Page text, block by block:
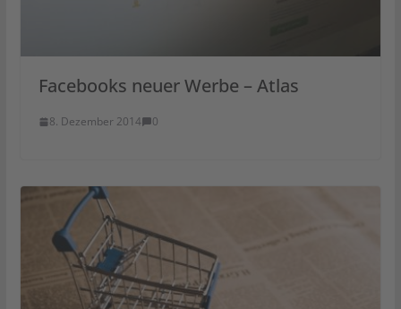
Facebooks neuer Werbe – Atlas
8. Dezember 2014 0